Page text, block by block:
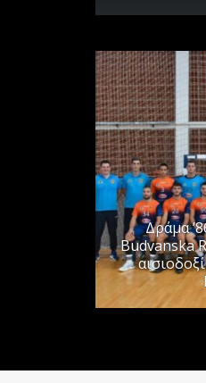
Δράμα
Budvanska